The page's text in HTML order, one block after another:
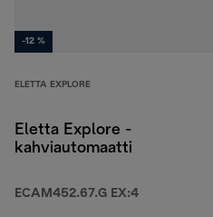
-12 %
ELETTA EXPLORE
Eletta Explore -
kahviautomaatti
ECAM452.67.G EX:4